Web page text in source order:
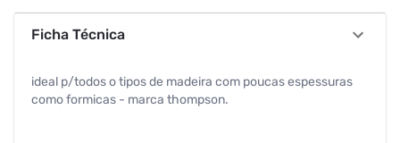
Ficha Técnica
ideal p/todos o tipos de madeira com poucas espessuras
como formicas - marca thompson.